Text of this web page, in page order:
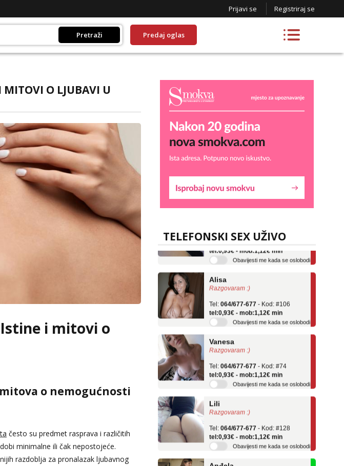
Prijavi se Registriraj se
Pretraži Predaj oglas
MITOVI O LJUBAVI U
i mitovi o
o nemogućnosti
često su predmet rasprava i različitih
minimalne ili čak nepostojeće.
razdoblja za pronalazak ljubavnog
TELEFONSKI SEX UŽIVO
- Kod: #119
tel:0,93€ - mob:1,12€ min
Alisa
Razgovaram :)
Tel:064/677-677
tel:0,93€ - mob:1,12€ min
Obavijesti me kada se oslobodi
Vanesa
Razgovaram :)
Tel:064/677-677
tel:0,93€ - mob:1,12€ min
Obavijesti me kada se oslobodi
Lili
Razgovaram :)
Tel:064/677-677
tel:0,93€ - mob:1,12€ min
Obavijesti me kada se oslobodi
Anđela
Čekam tvoj poziv!